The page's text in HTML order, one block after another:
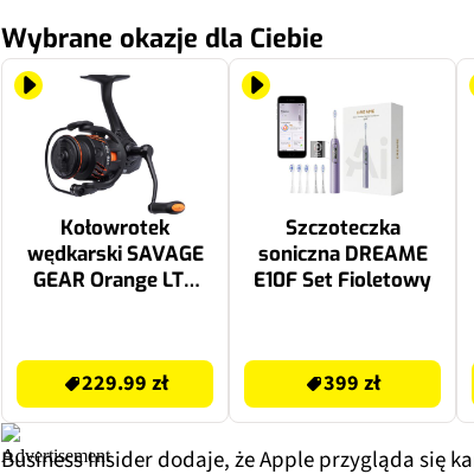
Wybrane okazje dla Ciebie
Kołowrotek
wędkarski SAVAGE
GEAR Orange LTD
229.99 zł
Szczoteczka
soniczna DREAME
E10F Set Fioletowy
399 zł
Business Insider dodaje, że Apple przygląda się